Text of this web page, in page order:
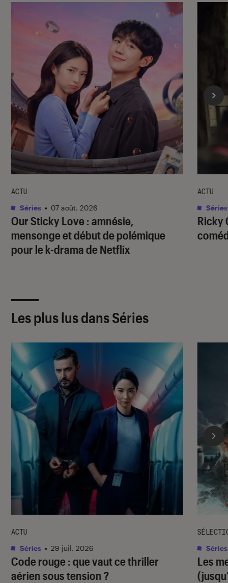
Our Sticky Love: amnésie,
mensonge et début de polémique
pour le k-drama de Netflix
ACTU
Séries • 07 août. 2026
Ricky
ACTU
Séries
Les plus lus dans Séries
Code rouge: que vaut ce thriller
aérien sous tension ?
ACTU
Séries • 29 juil. 2026
Les
Séries